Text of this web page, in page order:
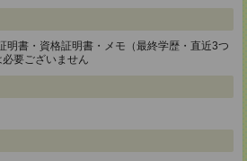
明書・資格証明書・メモ（最終学歴・直近3つ
要ございません